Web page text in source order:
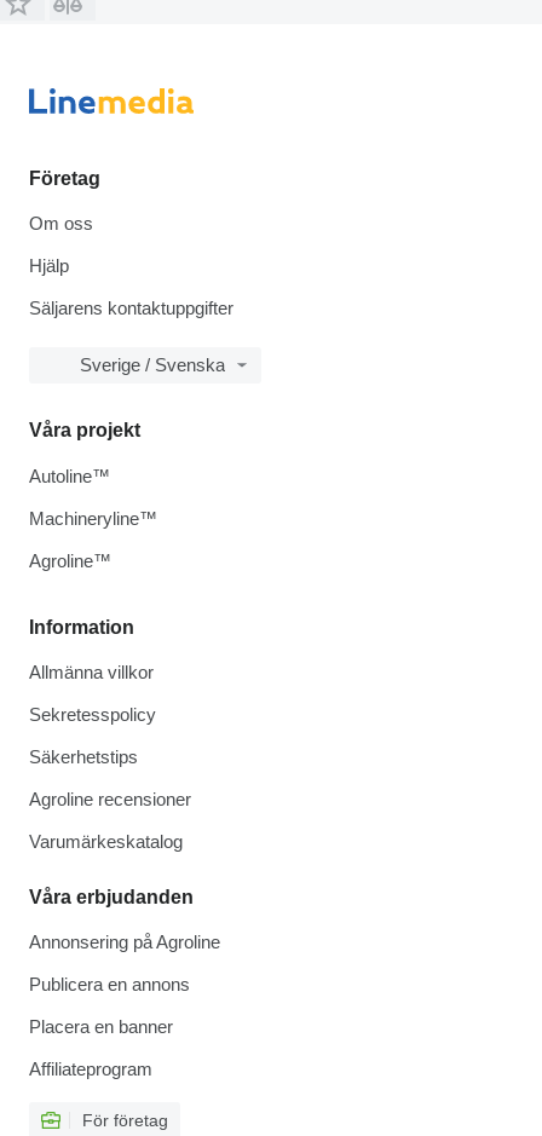
Företag
Om oss
Hjälp
Säljarens kontaktuppgifter
Sverige / Svenska
Information
Allmänna villkor
Sekretesspolicy
Säkerhetstips
Agroline recensioner
Varumärkeskatalog
Våra erbjudanden
Annonsering på Agroline
Publicera en annons
Placera en banner
Affiliateprogram
För företag
Våra projekt
Autoline™
Machineryline™
Agroline™